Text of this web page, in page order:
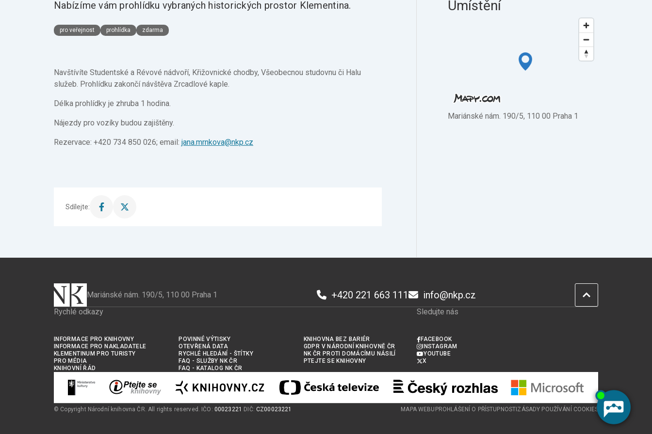
Umístění
Mariánské nám. 190/5, 110 00 Praha 1
Nabízíme vám prohlídku vybraných historických prostor Klementina.
pro veřejnost prohlídka zdarma
Navštívíte Studentské a Révové nádvoří, Křižovnické chodby, Všeobecnou studovnu či Halu
služeb. Prohlídku zakončí návštěva Zrcadlové kaple.
Délka prohlídky je zhruba 1 hodina.
Nájezdy pro vozíky budou zajištěny.
Rezervace: +420 734 850 026; email: jana.mrnkova@nkp.cz
Sdílejte:
Sdílet
Sdílet
Mariánské nám. 190/5, 110 00 Praha 1 +420 221 663 111 info@nkp.cz
Rychlé odkazy
INFORMACE PRO KNIHOVNY
INFORMACE PRO NAKLADATELE
KLEMENTINUM PRO TURISTY
PRO MÉDIA
KNIHOVNÍ ŘÁD
POVINNÉ VÝTISKY
OTEVŘENÁ DATA
RYCHLÉ HLEDÁNÍ - ŠTÍTKY
FAQ - SLUŽBY NK ČR
FAQ - KATALOG NK ČR
KNIHOVNA BEZ BARIÉR
GDPR V NÁRODNÍ KNIHOVNĚ ČR
NK ČR PROTI DOMÁCÍMU NÁSILÍ
PTEJTE SE KNIHOVNY
Sledujte nás
FACEBOOK
INSTAGRAM
YOUTUBE
X
© Copyright Národní knihovna ČR. All rights reserved. IČO: 00023221 DIČ: CZ00023221 MAPA WEBU PROHLÁŠENÍ O PŘÍSTUPNOSTI ZÁSADY POUŽÍVÁNÍ COOKIES